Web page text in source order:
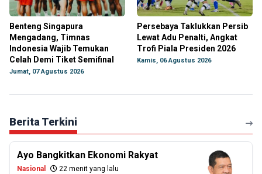
Benteng Singapura
Mengadang, Timnas
Indonesia Wajib Temukan
Celah Demi Tiket Semifinal
Jumat, 07 Agustus 2026
Persebaya Taklukkan Persib
Lewat Adu Penalti, Angkat
Trofi Piala Presiden 2026
Kamis, 06 Agustus 2026
Berita Terkini
Ayo Bangkitkan Ekonomi Rakyat
Nasional 22 menit yang lalu